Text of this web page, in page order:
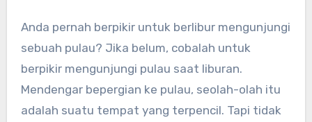
Anda pernah berpikir untuk berlibur mengunjungi
sebuah pulau? Jika belum, cobalah untuk
berpikir mengunjungi pulau saat liburan.
Mendengar bepergian ke pulau, seolah-olah itu
adalah suatu tempat yang terpencil. Tapi tidak